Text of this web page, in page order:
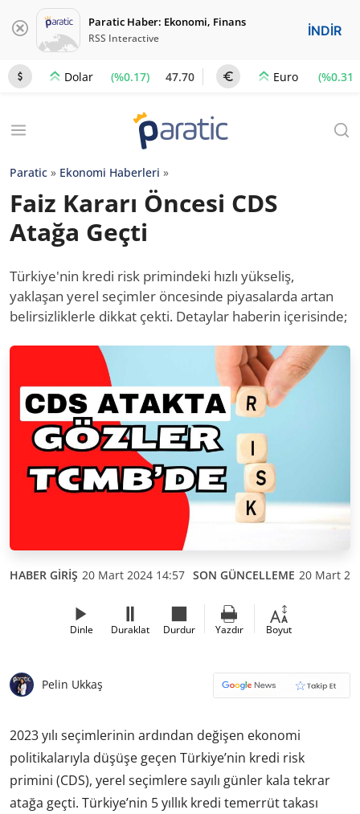
Paratic Haber: Ekonomi, Finans
RSS Interactive İNDİR
Dolar (%0.17) 47.70 Euro (%0.31)
Paratic » Ekonomi Haberleri »
Faiz Kararı Öncesi CDS
Atağa Geçti
Türkiye'nin kredi risk primindeki hızlı yükseliş,
yaklaşan yerel seçimler öncesinde piyasalarda artan
belirsizliklerle dikkat çekti. Detaylar haberin içerisinde;
HABER GİRİŞ 20 Mart 2024 14:57 SON GÜNCELLEME 20 Mart
Dinle Duraklat Durdur Yazdır Boyut
Pelin Ukkaş
2023 yılı seçimlerinin ardından değişen ekonomi
politikalarıyla düşüşe geçen Türkiye’nin kredi risk
primini (CDS), yerel seçimlere sayılı günler kala tekrar
atağa geçti. Türkiye’nin 5 yıllık kredi temerrüt takası